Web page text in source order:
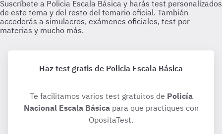
Haz test gratis de Policia Escala Básica
Te facilitamos varios test gratuitos de Policía
Nacional Escala Básicapara que practiques con
OpositaTest.